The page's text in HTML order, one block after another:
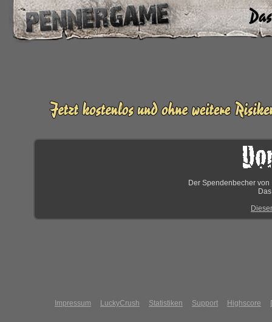
Der Spendenbecher
Impressum LuckyCrush Statistiken Support Highscore